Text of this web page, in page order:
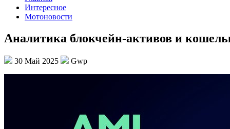
Интересное
Мотоновости
Аналитика блокчейн-активов и
30 Май 2025 Gwp